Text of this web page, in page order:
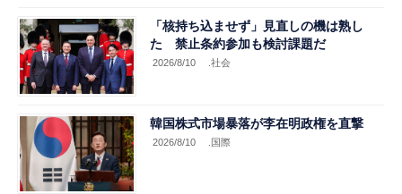
「核持ち込ませず」見直しの機は熟し
た 禁止条約参加も検討課題だ
2026/8/10 .社会
韓国株式市場暴落が李在明政権を直撃
2026/8/10 .国際